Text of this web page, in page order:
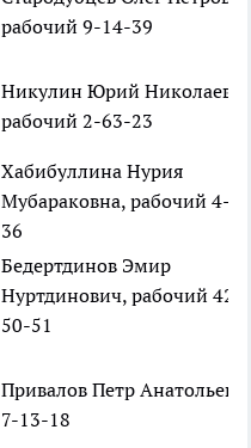
рабочий 9-14-39
Никулин Юрий
рабочий 2-63-23
Хабибуллина Нурия
Мубараковна, рабочий 4-
36
Бедертдинов Эмир
Нуртдинович, рабочий 42-
50-51
Привалов Петр
7-13-18